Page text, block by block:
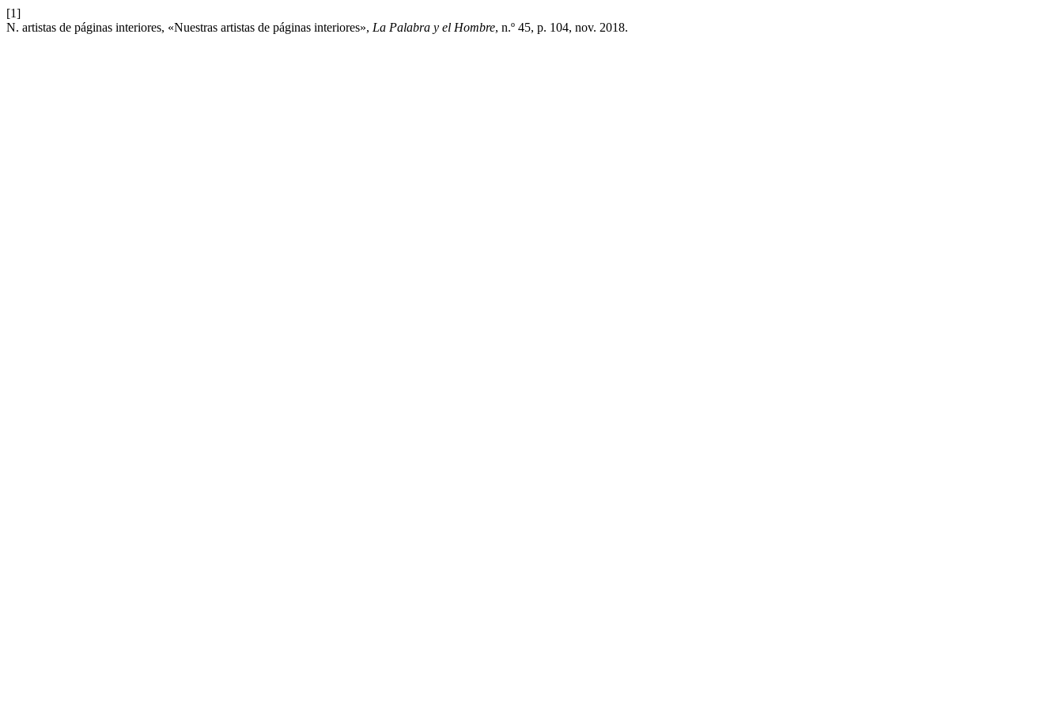
[1]
N. artistas de páginas interiores, «Nuestras artistas de páginas interiores», La Palabra y el Hombre, n.º 45, p. 104, nov. 2018.